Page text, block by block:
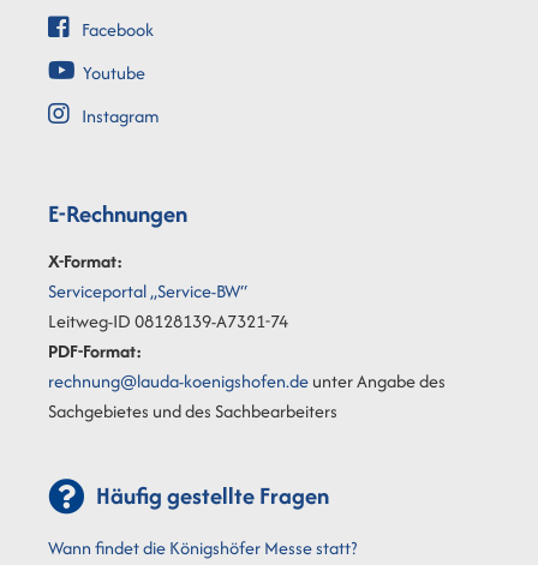
Facebook
Youtube
Instagram
E-Rechnungen
X-Format:
Serviceportal „Service-BW“
Leitweg-ID 08128139-A7321-74
PDF-Format:
rechnung@lauda-koenigshofen.deunter Angabe des
Sachgebietes und des Sachbearbeiters
Häufig gestellte Fragen
Wann findet die Königshöfer Messe statt?